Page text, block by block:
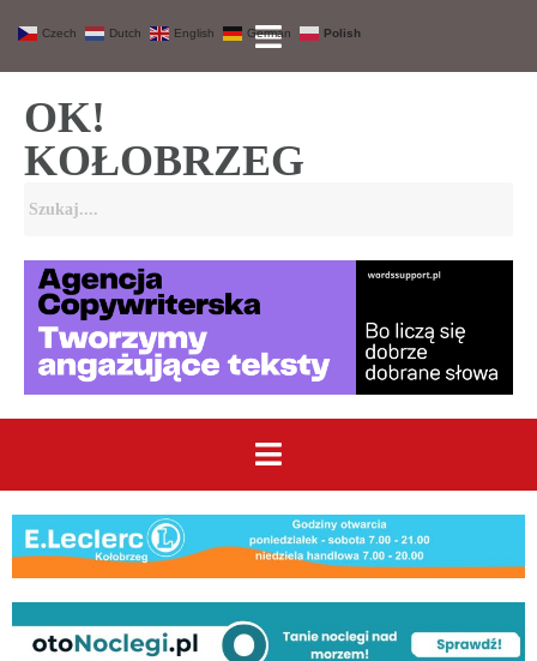
OK!
KOŁOBRZEG
Czech Dutch English German Polish